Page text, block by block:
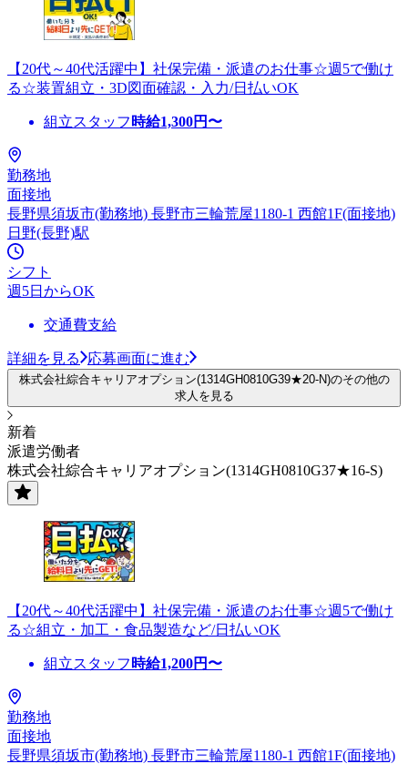
【20代～40代活躍中】社保完備・派遣のお仕事☆週5で働け
る☆装置組立・3D図面確認・入力/日払いOK
組立スタッフ 時給1,300円〜
勤務地
面接地
長野県須坂市(勤務地) 長野市三輪荒屋1180-1 西館1F(面接地)
日野(長野)駅
シフト
週5日からOK
交通費支給
詳細を見る 応募画面に進む
株式会社綜合キャリアオプション(1314GH0810G39★20-N)のその他の
求人を見る
新着
派遣労働者
株式会社綜合キャリアオプション(1314GH0810G37★16-S)
【20代～40代活躍中】社保完備・派遣のお仕事☆週5で働け
る☆組立・加工・食品製造など/日払いOK
組立スタッフ 時給1,200円〜
勤務地
面接地
長野県須坂市(勤務地) 長野市三輪荒屋1180-1 西館1F(面接地)